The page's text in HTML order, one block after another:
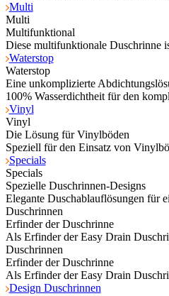
Multi
Multi
Multifunktional
Diese multifunktionale Duschrinne
Waterstop
Waterstop
Eine unkomplizierte
100% Wasserdichtheit für den
Vinyl
Vinyl
Die Lösung für Vinylböden
Speziell für den Einsatz von
Specials
Specials
Spezielle Duschrinnen-Designs
Elegante Duschablauflösungen für
Duschrinnen
Erfinder der Duschrinne
Als Erfinder der Easy Drain
Duschrinnen
Erfinder der Duschrinne
Als Erfinder der Easy Drain
Design Duschrinnen